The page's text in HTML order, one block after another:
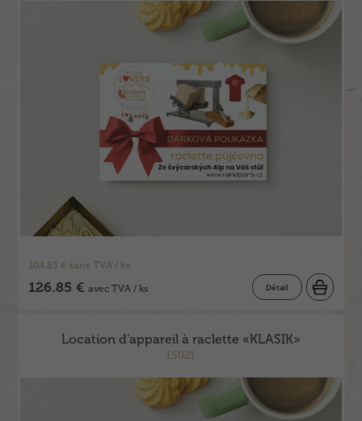
104.83 € sans TVA / ks
126.85 €avec TVA / ks Détail
Location d’appareil à raclette «KLASIK»
15021